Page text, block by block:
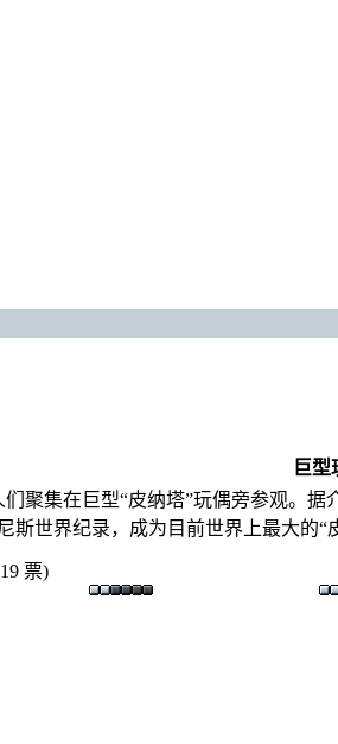
巨
聚集在巨型“皮纳塔”玩偶旁参观。
斯世界纪录，成为目前世界上最大的“
票)